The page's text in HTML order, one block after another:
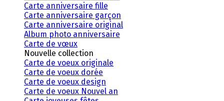
Carte anniversaire fille
Carte anniversaire garçon
Carte anniversaire original
Album photo anniversaire
Carte de vœux
Nouvelle collection
Carte de voeux originale
Carte de voeux dorée
Carte de voeux design
Carte de voeux Nouvel an